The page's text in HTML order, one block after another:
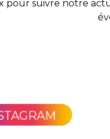
pour suivre notre